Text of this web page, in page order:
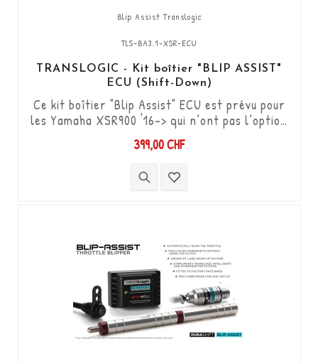
Blip Assist Translogic
TLS-BA3.1-XSR-ECU
TRANSLOGIC - Kit boîtier "BLIP ASSIST"
ECU (Shift-Down)
Ce kit boîtier "Blip Assist" ECU est prévu pour
les Yamaha XSR900 '16-> qui n’ont pas l’option
shifter d’origine, il s'utilise uniquement en
complément avec le Quickshifter Translogic
(Shift-up) Réf. TLS-QSXi-YT-DCS. Il permet
de descendre les vitesses (Shift-Down) sans
399,00 CHF